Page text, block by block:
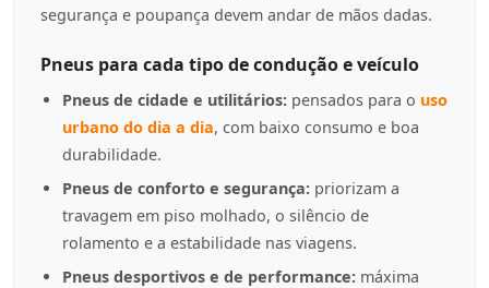
segurança e poupança devem andar de mãos dadas.
Pneus para cada tipo de condução e veículo
Pneus de cidade e utilitários: pensados para o uso
urbano do dia a dia, com baixo consumo e boa
durabilidade.
Pneus de conforto e segurança: priorizam a
travagem em piso molhado, o silêncio de
rolamento e a estabilidade nas viagens.
Pneus desportivos e de performance: máxima